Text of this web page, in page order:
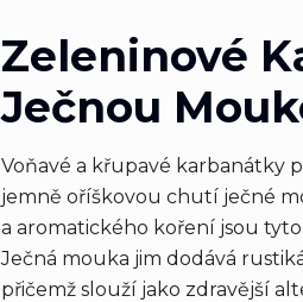
Zeleninové
Ječnou
Voňavé a křupavé karbanátky
jemně oříškovou chutí ječné
a aromatického koření jsou
Ječná mouka jim dodává
přičemž slouží jako zdravější